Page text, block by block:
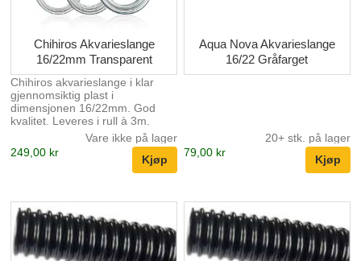
Chihiros Akvarieslange
16/22mm Transparent
Chihiros akvarieslange i klar
gjennomsiktig plast i
dimensjonen 16/22mm. God
kvalitet. Leveres i rull à 3m.
Vare ikke på lager
249,00 kr
Aqua Nova Akvarieslange
16/22 Gråfarget
20+ stk. på lager
79,00 kr